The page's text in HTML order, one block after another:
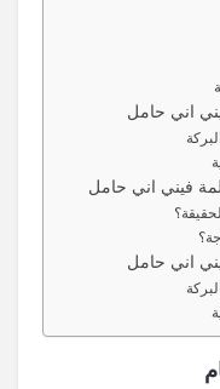
اني حامل
فيني اني حامل
اني حامل